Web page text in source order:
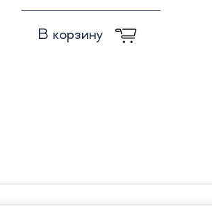
В корзину